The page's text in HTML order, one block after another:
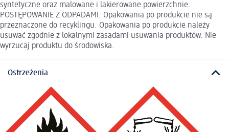
syntetyczne oraz malowane i lakierowane powierzchnie.
POSTĘPOWANIE Z ODPADAMI: Opakowania po produkcie nie są
przeznaczone do recyklingu. Opakowania po produkcie należy
usuwać zgodnie z lokalnymi zasadami usuwania produktów. Nie
wyrzucaj produktu do środowiska.
Ostrzeżenia